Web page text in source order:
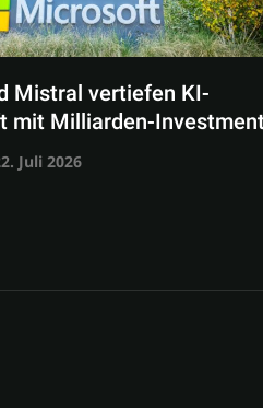
Mistral vertiefen KI-
mit Milliarden-
Juli 2026